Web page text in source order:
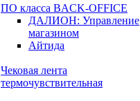
ПО класса BACK-OFFICE
ДАЛИОН: Управление
магазином
Айтида
Чековая лента
термочувствительная